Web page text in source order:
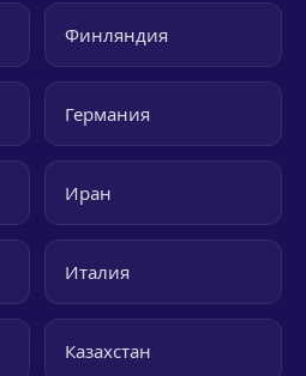
Финляндия
Германия
Иран
Италия
Казахстан